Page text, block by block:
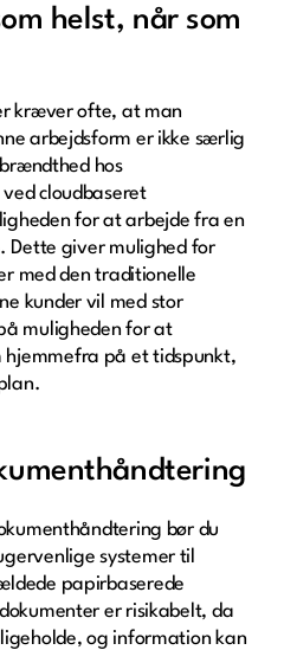
helst, når som
kræver ofte, at man
arbejdsform er ikke særlig
hos
cloudbaseret
for at arbejde fra en
Dette giver mulighed for
med den traditionelle
kunder vil med stor
muligheden for at
hjemmefra på et tidspunkt,
bør du
systemer til
papirbaserede
er risikabelt, da
og information kan